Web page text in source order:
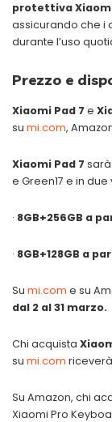
protettiva Xiaomi
assicurando che i
durante l’uso
Prezzo e
Xiaomi Pad 7 e
su mi.com,
Xiaomi Pad 7
e Green17 e in
· 8GB+256GB a
· 8GB+128GB a
Su mi.com e su
dal 2 al 31 marzo.
Chi acquista
su mi.com
Su Amazon, chi
Xiaomi Pro